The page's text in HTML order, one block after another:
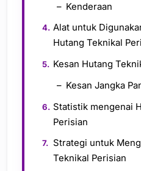
Kenderaan
Alat untuk
Hutang Teknikal
Kesan Hutang
Kesan Jangka
Statistik mengenai
Perisian
Strategi untuk
Teknikal Perisian